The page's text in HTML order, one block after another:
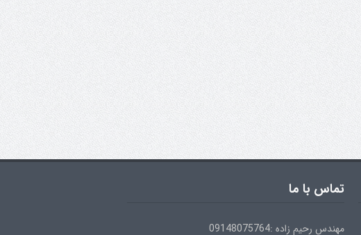
تماس با ما
مهندس رحیم زاده :09148075764